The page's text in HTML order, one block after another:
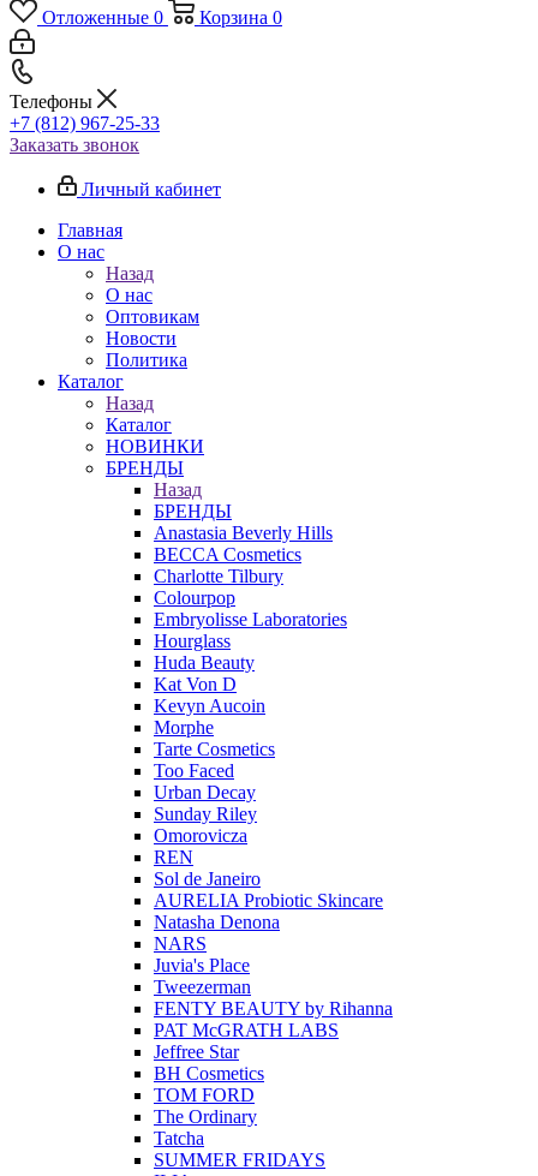
Отложенные 0 Корзина 0
Телефоны
+7 (812) 967-25-33
Заказать звонок
Личный кабинет
Главная
О нас
Назад
О нас
Оптовикам
Новости
Политика
Каталог
Назад
Каталог
НОВИНКИ
БРЕНДЫ
Назад
БРЕНДЫ
Anastasia Beverly Hills
BECCA Cosmetics
Charlotte Tilbury
Colourpop
Embryolisse Laboratories
Hourglass
Huda Beauty
Kat Von D
Kevyn Aucoin
Morphe
Tarte Cosmetics
Too Faced
Urban Decay
Sunday Riley
Omorovicza
REN
Sol de Janeiro
AURELIA Probiotic Skincare
Natasha Denona
NARS
Juvia's Place
Tweezerman
FENTY BEAUTY by Rihanna
PAT McGRATH LABS
Jeffree Star
BH Cosmetics
TOM FORD
The Ordinary
Tatcha
SUMMER FRIDAYS